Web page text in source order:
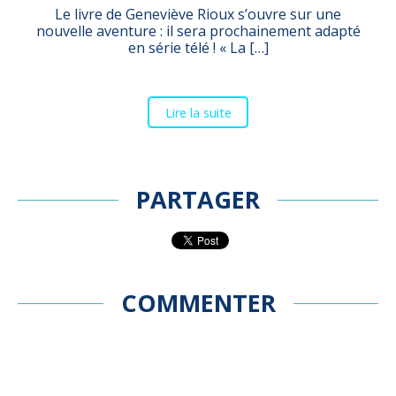
Le livre de Geneviève Rioux s’ouvre sur une
nouvelle aventure : il sera prochainement adapté
en série télé ! « La […]
Lire la suite
PARTAGER
COMMENTER